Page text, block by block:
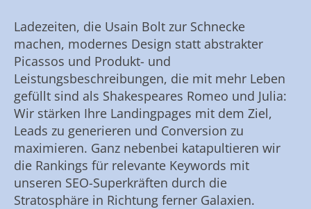
Ladezeiten, die Usain Bolt zur Schnecke
machen, modernes Design statt abstrakter
Picassos und Produkt- und
Leistungsbeschreibungen, die mit mehr Leben
gefüllt sind als Shakespeares Romeo und Julia:
Wir stärken Ihre Landingpages mit dem Ziel,
Leads zu generieren und Conversion zu
maximieren. Ganz nebenbei katapultieren wir
die Rankings für relevante Keywords mit
unseren SEO-Superkräften durch die
Stratosphäre in Richtung ferner Galaxien.